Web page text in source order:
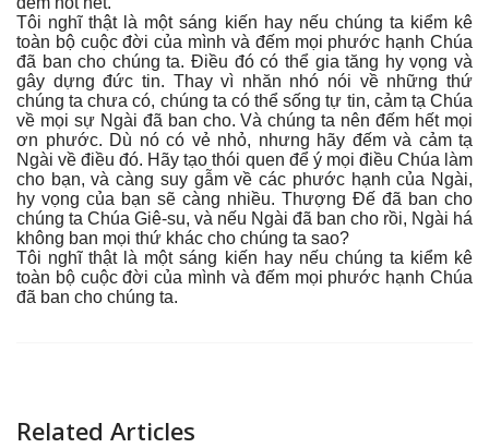
Tôi nghĩ thật là một sáng kiến hay nếu chúng ta kiểm kê
toàn bộ cuộc đời của mình và đếm mọi phước hạnh Chúa
đã ban cho chúng ta. Điều đó có thể gia tăng hy vọng và
gây dựng đức tin. Thay vì nhăn nhó nói về những thứ
chúng ta chưa có, chúng ta có thể sống tự tin, cảm tạ Chúa
về mọi sự Ngài đã ban cho. Và chúng ta nên đếm hết mọi
ơn phước. Dù nó có vẻ nhỏ, nhưng hãy đếm và cảm tạ
Ngài về điều đó. Hãy tạo thói quen để ý mọi điều Chúa làm
cho bạn, và càng suy gẫm về các phước hạnh của Ngài,
hy vọng của bạn sẽ càng nhiều. Thượng Đế đã ban cho
chúng ta Chúa Giê-su, và nếu Ngài đã ban cho rồi, Ngài há
không ban mọi thứ khác cho chúng ta sao?
Tôi nghĩ thật là một sáng kiến hay nếu chúng ta kiểm kê
toàn bộ cuộc đời của mình và đếm mọi phước hạnh Chúa
đã ban cho chúng ta.
Related Articles